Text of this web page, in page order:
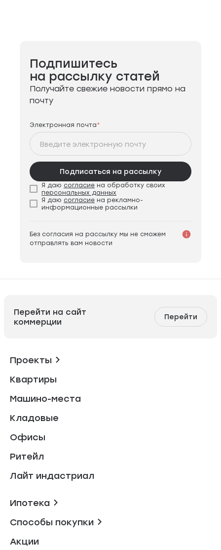
Подпишитесь
на рассылку статей
Получайте свежие новости прямо на
почту
Электронная почта*
Я даю согласие на обработку своих
персональных данных
Я даю согласие на рекламно-
информационные рассылки
Подписаться на рассылку
Без согласия на рассылку мы не сможем
отправлять вам новости
Перейти на сайт
коммерции
Перейти
Проекты
Квартиры
Машино-места
Кладовые
Офисы
Ритейл
Лайт индастриал
Ипотека
Способы покупки
Акции